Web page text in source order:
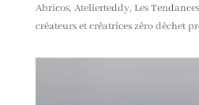
Abricos, Atelierteddy, Les
créateurs et créatrices zéro déchet